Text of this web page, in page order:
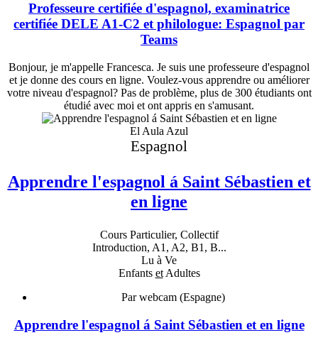
Professeure certifiée d'espagnol, examinatrice
certifiée DELE A1-C2 et philologue: Espagnol par
Teams
Bonjour, je m'appelle Francesca. Je suis une professeure d'espagnol
et je donne des cours en ligne. Voulez-vous apprendre ou améliorer
votre niveau d'espagnol? Pas de problème, plus de 300 étudiants ont
étudié avec moi et ont appris en s'amusant.
El Aula Azul
Espagnol
Apprendre l'espagnol á Saint Sébastien et
en ligne
Cours Particulier, Collectif
Introduction, A1, A2, B1, B...
Lu à Ve
Enfants etAdultes
Par webcam (Espagne)
Apprendre l'espagnol á Saint Sébastien et en ligne